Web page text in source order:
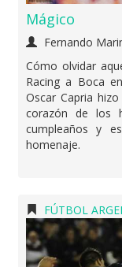
Mágico
Fernando
Cómo olvidar
Racing a Boca
Oscar Capria
corazón de los
cumpleaños y
homenaje.
FÚTBOL